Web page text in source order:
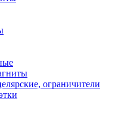
ограничители